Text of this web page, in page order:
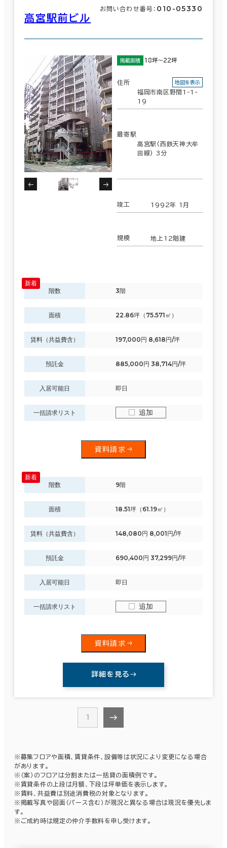
高宮駅前ビル
お問い合わせ番号： 010-05330
掲載面積 18坪～22坪
住所
福岡市南区野間1-1-
19
地図を表示
最寄駅
高宮駅(西鉄天神大牟
田線) 3分
竣工 1992年 1月
規模 地上12階建
階数 3階
面積 22.86坪（75.571㎡）
賃料（共益費含） 197,000円 8,618円/坪
預託金 885,000円 38,714円/坪
入居可能日 即日
一括請求リスト 追加
資料請求
階数 9階
面積 18.51坪（61.19㎡）
賃料（共益費含） 148,080円 8,001円/坪
預託金 690,400円 37,299円/坪
入居可能日 即日
一括請求リスト 追加
資料請求
詳細を見る
1
※募集フロアや面積、賃貸条件、設備等は状況により変更になる場合
があります。
※（案）のフロアは分割または一括貸の面積例です。
※賃貸条件の上段は月額、下段は坪単価を表示します。
※賃料、共益費は別途消費税の対象となります。
※掲載写真や図面（パース含む）が現況と異なる場合は現況を優先しま
す。
※ご成約時は規定の仲介手数料を申し受けます。
佐賀県 (39)
長崎県 (195)
熊本県 (99)
大分県 (68)
宮崎県
該当数 6室
この条件で検索する
駅徒歩
5分以内
10分以内
入居可能時期
即入居可能
3か月以内
建築中
5年以内
10年以内
階数
1階 2階以上
制震・免震構造
駐車場設備あり
1フロア面積100坪以上
該当数
6室(4棟)
この条件で検索する